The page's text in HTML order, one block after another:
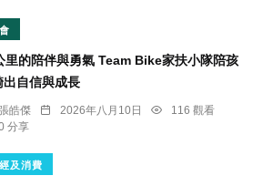
里的陪伴與勇氣 Team Bike家扶小隊陪孩
出自信與成長
皓傑 2026年八月10日
116 觀看
分享
及消費